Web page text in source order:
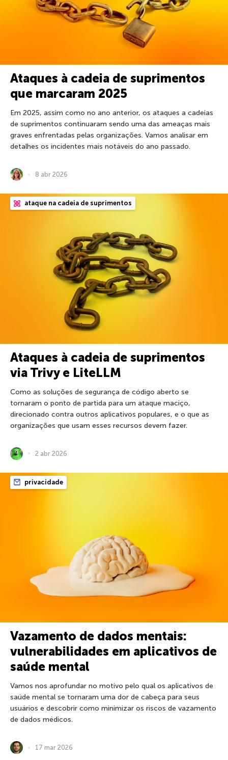
Ataques à cadeia de suprimentos
que marcaram 2025
Em 2025, assim como no ano anterior, os ataques a cadeias
de suprimentos continuaram sendo uma das ameaças mais
graves enfrentadas pelas organizações. Vamos analisar em
detalhes os incidentes mais notáveis do ano passado.
8 abr 2026
ataque na cadeia de suprimentos
Ataques à cadeia de suprimentos
via Trivy e LiteLLM
Como as soluções de segurança de código aberto se
tornaram o ponto de partida para um ataque maciço,
direcionado contra outros aplicativos populares, e o que as
organizações que usam esses recursos devem fazer.
2 abr 2026
privacidade
Vazamento de dados mentais:
vulnerabilidades em aplicativos de
saúde mental
Vamos nos aprofundar no motivo pelo qual os aplicativos de
saúde mental se tornaram uma dor de cabeça para seus
usuários e descobrir como minimizar os riscos de vazamento
de dados médicos.
17 mar 2026